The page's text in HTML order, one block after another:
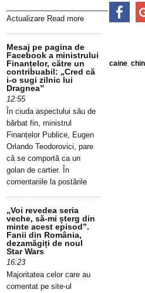
caine,
Actualizare Read more
Mesaj pe pagina de
Facebook a ministrului
Finanțelor, către un
contribuabil: „Cred că
i-o sugi zilnic lui
Dragnea”
12:55
În ciuda aspectului său de
bărbat fin, ministrul
Finanțelor Publice, Eugen
Orlando Teodorovici, pare
că se comportă ca un
golan de cartier. În
comentariile la postările
„Voi revedea seria
veche, să-mi șterg din
minte acest episod”.
Fanii din România,
dezamăgiți de noul
Star Wars
16:23
Majoritatea celor care au
comentat pe site-ul